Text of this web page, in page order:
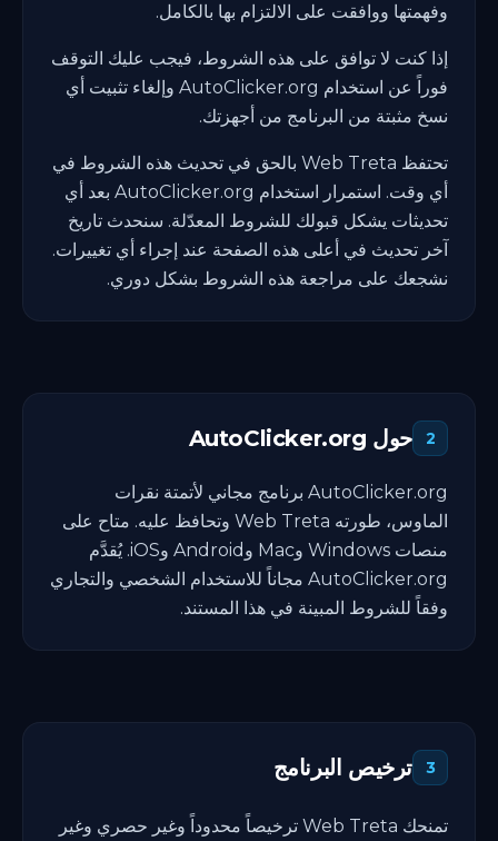
وفهمتها ووافقت على الالتزام بها بالكامل.
إذا كنت لا توافق على هذه الشروط، فيجب عليك التوقف
فوراً عن استخدام AutoClicker.org وإلغاء تثبيت أي
نسخ مثبتة من البرنامج من أجهزتك.
تحتفظ Web Treta بالحق في تحديث هذه الشروط في
أي وقت. استمرار استخدام AutoClicker.org بعد أي
تحديثات يشكل قبولك للشروط المعدّلة. سنحدث تاريخ
آخر تحديث في أعلى هذه الصفحة عند إجراء أي تغييرات.
نشجعك على مراجعة هذه الشروط بشكل دوري.
2 حول AutoClicker.org
AutoClicker.org برنامج مجاني لأتمتة نقرات
الماوس، طورته Web Treta وتحافظ عليه. متاح على
منصات Windows وMac وAndroid وiOS. يُقدَّم
AutoClicker.org مجاناً للاستخدام الشخصي والتجاري
وفقاً للشروط المبينة في هذا المستند.
3 ترخيص البرنامج
تمنحك Web Treta ترخيصاً محدوداً وغير حصري وغير